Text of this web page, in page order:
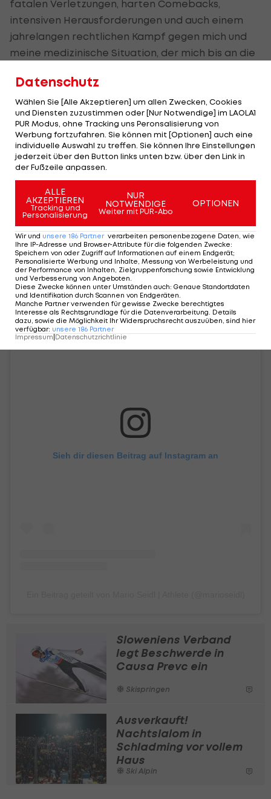
fatalen Verletzungen, harten Comebacks,
intensiven Herausforderungen und auch einem
jahrelangen rechtlichen Kampf gegen mich und
meine medizinische Situation, der mich bis an die
finanziellen Belastbarkeit gebracht hat", schrieb
Seidl am Montag.
Er habe in den vergangenen Wochen und
Monaten gemerkt, dass Körper und Geist nicht
mehr in der Lage sind, den Trainingsumfang zu
mitmischen zu können.
Seidl hofft beim Nordic Triple in Seefeld nun auf
eine gute Performance, um sich noch einen Traum
zu erfüllen und beim Skifliegen "am legendären
Kulm" an den Start zu gehen.
Sieh dir diesen Beitrag auf Instagram an
Sloweniens Verband
legt Beschwerde in
Causa Prevc ein
Skispringen
Ausverkauft!
Nachtslalom in
Schladming vor vollem
Haus
Ski Alpin
Datenschutz
Wählen Sie [Alle Akzeptieren] um allen Zwecken, Cookies
und Diensten zuzustimmen oder [Nur Notwendige] im LAOLA1
PUR Modus, ohne Tracking uns Peronsalisierung von
Werbung fortzufahren. Sie können mit [Optionen] auch eine
individuelle Auswahl zu treffen. Sie können Ihre Einstellungen
jederzeit über den Button links unten bzw. über den Link in
der Fußzeile anpassen.
ALLE
AKZEPTIEREN
Tracking und
Personalisierung
NUR
NOTWENDIGE
Weiter mit PUR-Abo
OPTIONEN
Wir und unsere 186 Partner verarbeiten personenbezogene Daten, wie
Ihre IP-Adresse und Browser-Attribute für die folgenden Zwecke:
Speichern von oder Zugriff auf Informationen auf einem Endgerät;
Personalisierte Werbung und Inhalte, Messung von Werbeleistung und
der Performance von Inhalten, Zielgruppenforschung sowie Entwicklung
und Verbesserung von Angeboten.
Diese Zwecke können unter Umständen auch: Genaue Standortdaten
und Identifikation durch Scannen von Endgeräten.
Manche Partner verwenden für gewisse Zwecke berechtigtes
Interesse als Rechtsgrundlage für die Datenverarbeitung. Details
dazu, sowie die Möglichkeit Ihr Widerspruchsrecht auszuüben, sind hier
verfügbar: unsere 186 Partner
Impressum Datenschutzrichtlinie